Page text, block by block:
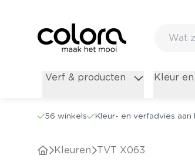
Verf & producten Kleur
56 winkels Kleur- en verfadvies aan
Kleuren TVT X063